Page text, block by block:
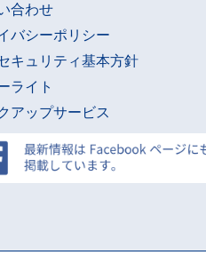
合わせ
バシーポリシー
キュリティ基本方針
ライト
アップサービス